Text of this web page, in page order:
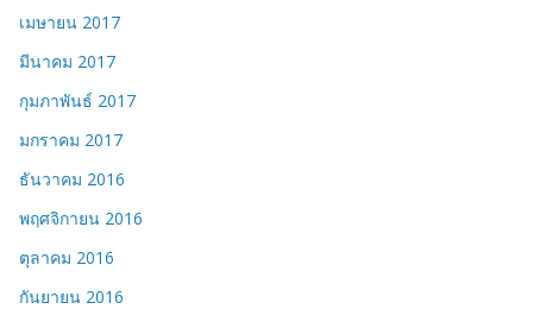
เมษายน 2017
มีนาคม 2017
กุมภาพันธ์ 2017
มกราคม 2017
ธันวาคม 2016
พฤศจิกายน 2016
ตุลาคม 2016
กันยายน 2016